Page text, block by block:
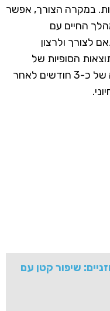
במקרה הצורך, אפשר
החיים עם
לצורך ולרצון
הסופיות של
הניתוח לרוב מתייצבות בתום תקופה של כ-3 חודשים לאחר
שיפור קטן עם